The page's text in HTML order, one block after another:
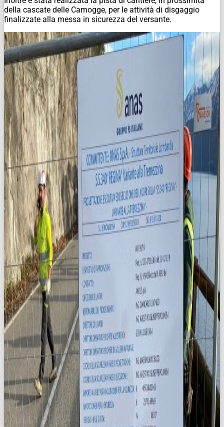
della cascate delle Camogge, per le attività di disgaggio
finalizzate alla messa in sicurezza del versante.